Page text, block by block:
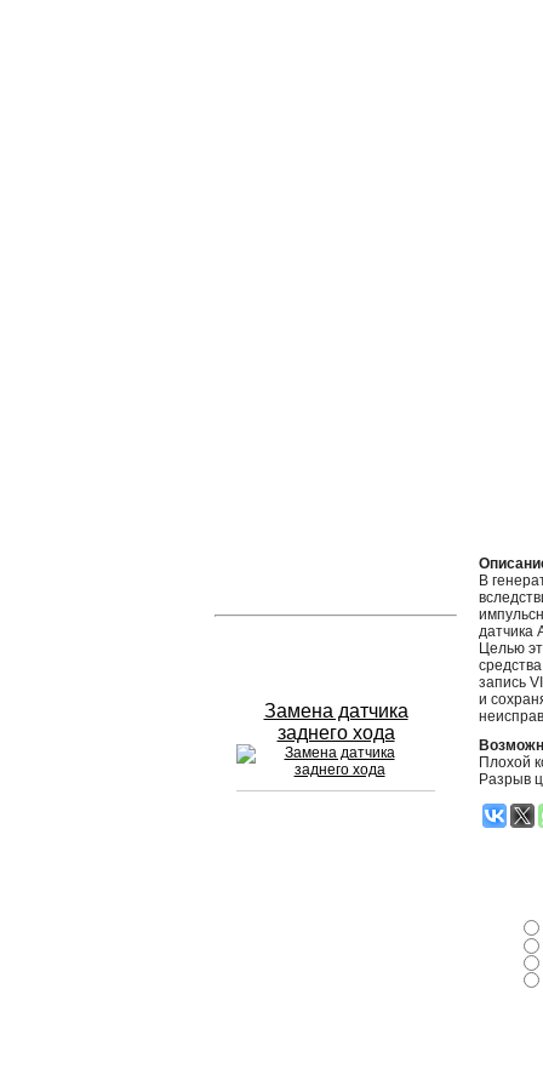
Замена датчика
заднего хода
В
датчика
Целью
запись
и
Плохой
Разрыв